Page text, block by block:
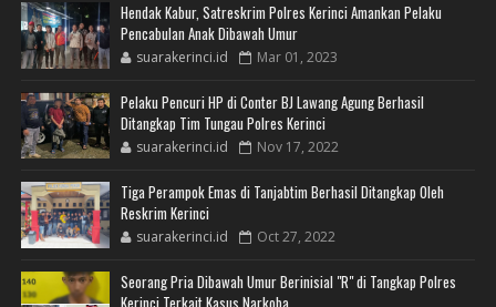
Hendak Kabur, Satreskrim Polres Kerinci Amankan Pelaku
Pencabulan Anak Dibawah Umur
suarakerinci.id Mar 01, 2023
Pelaku Pencuri HP di Conter BJ Lawang Agung Berhasil
Ditangkap Tim Tungau Polres Kerinci
suarakerinci.id Nov 17, 2022
Tiga Perampok Emas di Tanjabtim Berhasil Ditangkap Oleh
Reskrim Kerinci
suarakerinci.id Oct 27, 2022
Seorang Pria Dibawah Umur Berinisial "R" di Tangkap Polres